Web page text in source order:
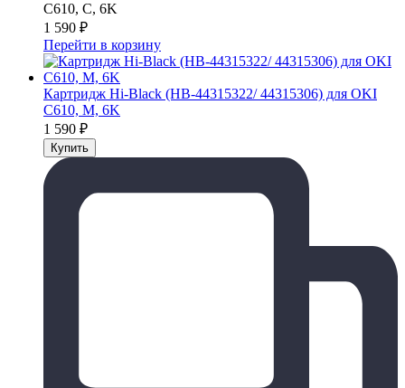
C610, C, 6K
1 590 ₽
Перейти в корзину
Картридж Hi-Black (HB-44315322/ 44315306) для OKI
C610, M, 6K
1 590 ₽